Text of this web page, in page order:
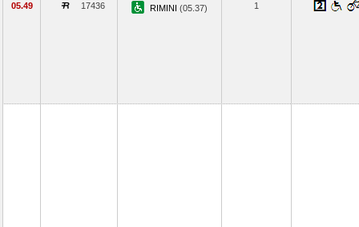
05.49 17436 RIMINI (05.37) 1